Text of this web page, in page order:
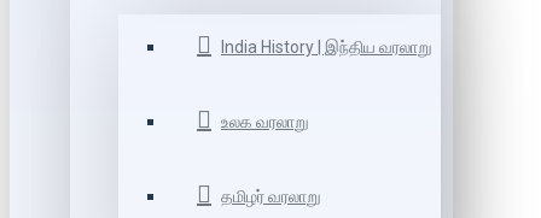
India History | இந்திய வரலாறு
உலக வரலாறு
தமிழர் வரலாறு